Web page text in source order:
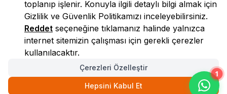
1
LokmanAVM
toplanıp işlenir. Konuyla ilgili detaylı bilgi almak için
Gizlilik ve Güvenlik Politikamızı inceleyebilirsiniz.
Reddet seçeneğine tıklamanız halinde yalnızca
internet sitemizin çalışması için gerekli çerezler
kullanılacaktır.
Çerezleri Özelleştir
Hepsini Kabul Et